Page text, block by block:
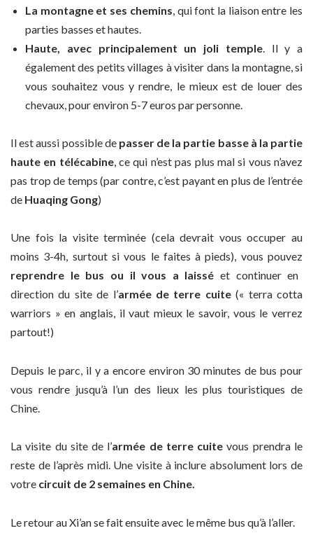
La montagne et ses chemins , qui font la liaison entre les
parties basses et hautes.
Haute, avec principalement un joli temple. Il y a
également des petits villages à visiter dans la montagne, si
vous souhaitez vous y rendre, le mieux est de louer des
chevaux, pour environ 5-7 euros par personne.
Il est aussi possible de passer de la partie basse à la partie
haute en télécabine, ce qui n’est pas plus mal si vous n’avez
pas trop de temps (par contre, c’est payant en plus de l’entrée
de Huaqing Gong)
Une fois la visite terminée (cela devrait vous occuper au
moins 3-4h, surtout si vous le faites à pieds), vous pouvez
reprendre le bus ou il vous a laissé et continuer en
direction du site de l’armée de terre cuite(« terra cotta
warriors » en anglais, il vaut mieux le savoir, vous le verrez
partout!)
Depuis le parc, il y a encore environ 30 minutes de bus pour
vous rendre jusqu’à l’un des lieux les plus touristiques de
Chine.
La visite du site de l’armée de terre cuite vous prendra le
reste de l’après midi. Une visite à inclure absolument lors de
votre circuit de 2 semaines en Chine.
Le retour au Xi’an se fait ensuite avec le même bus qu’à l’aller.